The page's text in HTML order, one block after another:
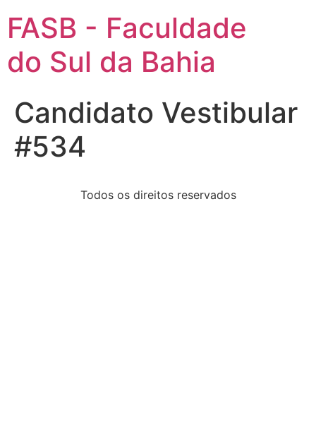
FASB - Faculdade
do Sul da Bahia
Candidato Vestibular
#534
Todos os direitos reservados